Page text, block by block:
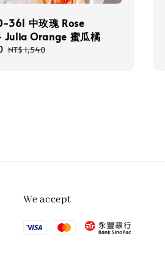
361 中玫瑰 Rose
Julia Orange 蜜瓜橘
Regular
NT$ 1,540
We accept